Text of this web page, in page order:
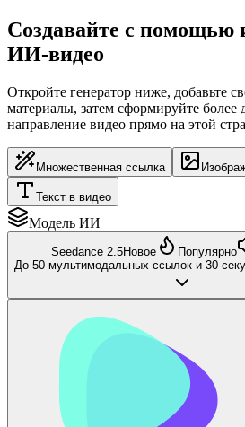
Создавайте с помощью
ИИ-видео
Откройте генератор ниже, добавьте
материалы, затем сформируйте более
направление видео прямо на этой
Множественная ссылка
Текст в видео
Модель ИИ
Seedance 2.5Новое Популярно
До 50 мультимодальных ссылок и 30-